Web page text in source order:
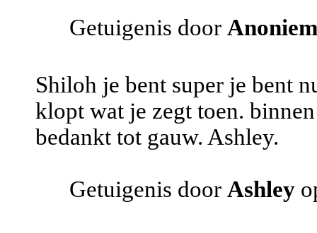
Getuigenis door Anoniem
Shiloh je bent super je bent
klopt wat je zegt toen.
bedankt tot gauw. Ashley.
Getuigenis door Ashley